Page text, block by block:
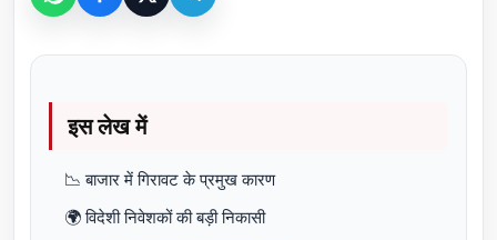
इस लेख में
📉 बाजार में गिरावट के प्रमुख कारण
🌍 विदेशी निवेशकों की बड़ी निकासी